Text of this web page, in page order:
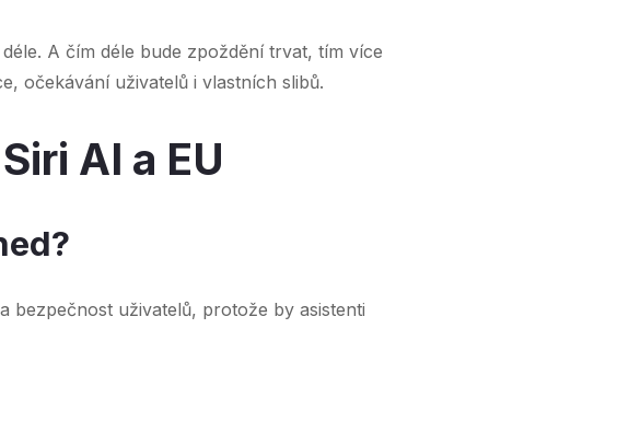
A čím déle bude zpoždění trvat, tím více
očekávání uživatelů i vlastních slibů.
AI a EU
uživatelů, protože by asistenti